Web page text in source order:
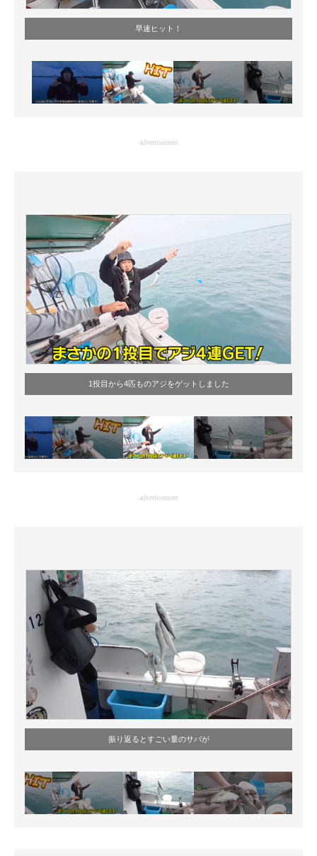
ちょっと気になるネットの話題早速ヒット！
advertisement
1投目から4匹ものアジをゲットしました
advertisement
振り返るとすごい量のサバが